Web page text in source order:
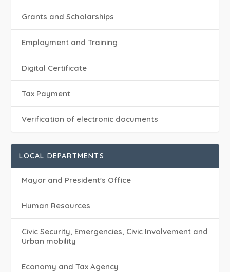
Grants and Scholarships
Employment and Training
Digital Certificate
Tax Payment
Verification of electronic documents
LOCAL DEPARTMENTS
Mayor and President's Office
Human Resources
Civic Security, Emergencies, Civic Involvement and
Urban mobility
Economy and Tax Agency